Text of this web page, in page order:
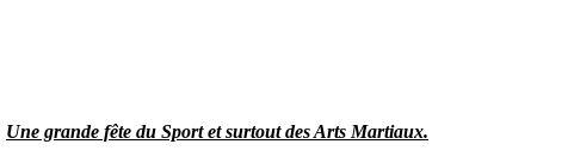
Une grande fête du Sport et surtout des Arts Martiaux.